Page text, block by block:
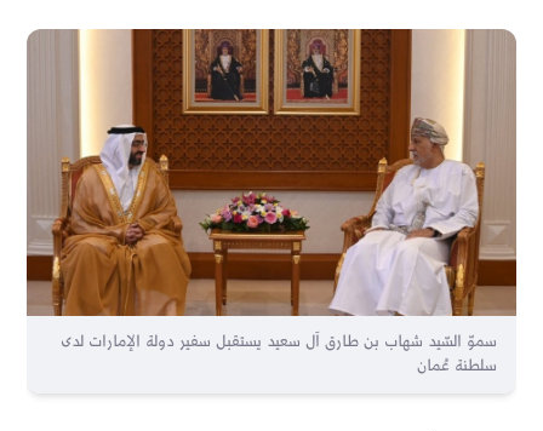
سموّ السّيد شهاب بن طارق آل سعيد يستقبل سفير دولة الإمارات لدى
سلطنة عُمان